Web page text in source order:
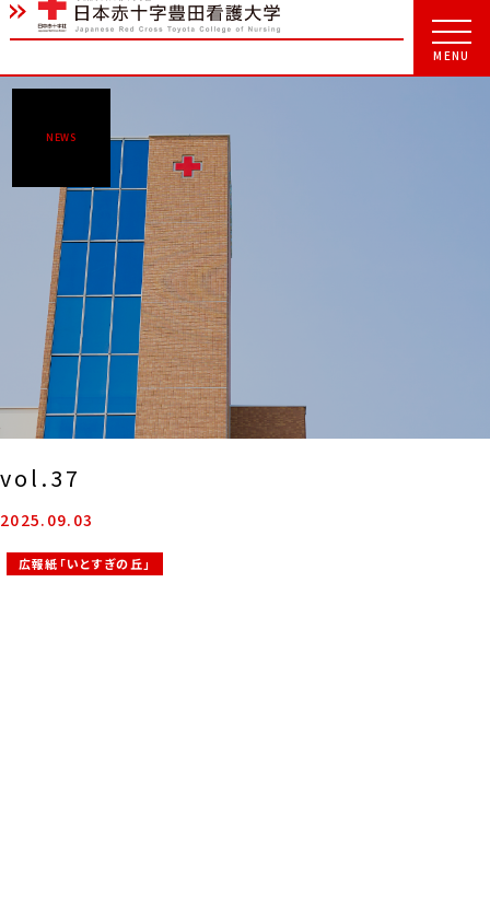
NEWS
vol.37
2025.09.03
広報紙「いとすぎの丘」